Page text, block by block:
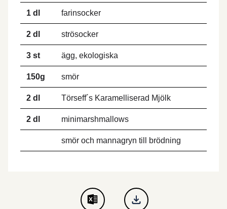
1 dl farinsocker
2 dl strösocker
3 st ägg, ekologiska
150g smör
2 dl Törseff´s Karamelliserad Mjölk
2 dl minimarshmallows
smör och mannagryn till brödning